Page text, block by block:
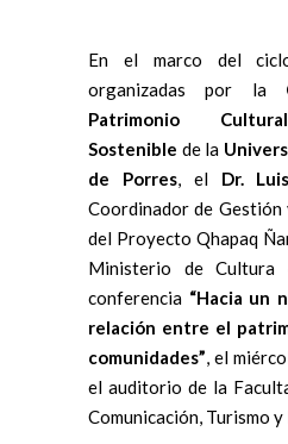
En el marco del
organizadas por la
Patrimonio
Sostenible de la
de Porres, el Dr.
Coordinador de
del Proyecto Qhapaq
Ministerio de
conferencia “Hacia un
relación entre el
comunidades”, el
el auditorio de la
Comunicación, Turismo